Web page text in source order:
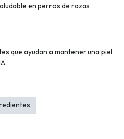
en perros de razas
que ayudan a mantener una piel